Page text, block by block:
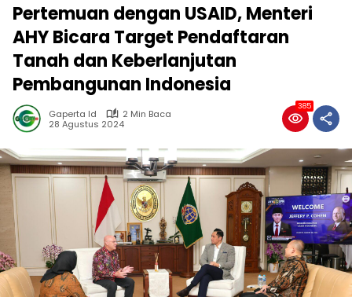
Pertemuan dengan USAID, Menteri
AHY Bicara Target Pendaftaran
Tanah dan Keberlanjutan
Pembangunan Indonesia
Gaperta Id
2 Min Baca
28 Agustus 2024
385